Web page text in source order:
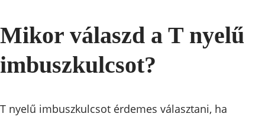
Mikor válaszd a T nyelű
imbuszkulcsot?
T nyelű imbuszkulcsot érdemes választani, ha